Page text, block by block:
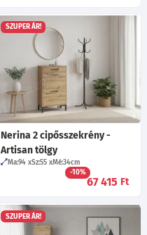
SZUPER ÁR!
Nerina 2 cipősszekrény -
Artisan tölgy
Ma:94 Sz:55 Mé:34cm
-10%
67 415 Ft
SZUPER ÁR!